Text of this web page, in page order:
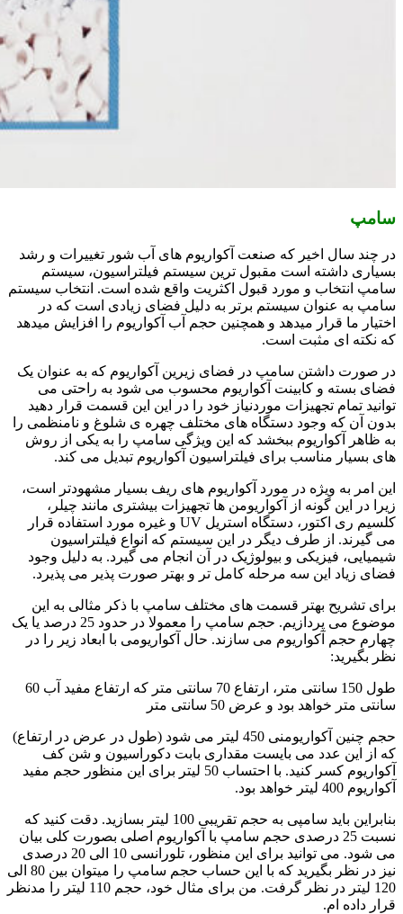
سامپ
در چند سال اخیر که صنعت آکواریوم های آب شور تغییرات و رشد
بسیاری داشته است مقبول ترین سیستم فیلتراسیون، سیستم
سامپ انتخاب و مورد قبول اکثریت واقع شده است. انتخاب سیستم
سامپ به عنوان سیستم برتر به دلیل فضای زیادی است که در
اختیار ما قرار میدهد و همچنین حجم آب آکواریوم را افزایش میدهد
که نکته ای مثبت است.
در صورت داشتن سامپ در فضای زیرین آکواریوم که به عنوان یک
فضای بسته و کابینت آکواریوم محسوب می شود به راحتی می
توانید تمام تجهیزات موردنیاز خود را در این این قسمت قرار دهید
بدون آن که وجود دستگاه های مختلف چهره ی شلوغ و نامنظمی را
به ظاهر آکواریوم ببخشد که این ویژگی سامپ را به یکی از روش
های بسیار مناسب برای فیلتراسیون آکواریوم تبدیل می کند.
این امر به ویژه در مورد آکواریوم های ریف بسیار مشهودتر است،
زیرا در این گونه از آکواریومن ها تجهیزات بیشتری مانند چیلر،
کلسیم ری اکتور، دستگاه استریل UV و غیره مورد استفاده قرار
می گیرند. از طرف دیگر در این سیستم که انواع فیلتراسیون
شیمیایی، فیزیکی و بیولوژیک در آن انجام می گیرد. به دلیل وجود
فضای زیاد این سه مرحله کامل تر و بهتر صورت پذیر می پذیرد.
برای تشریح بهتر قسمت های مختلف سامپ با ذکر مثالی به این
موضوع می پردازیم. حجم سامپ را معمولا در حدود 25 درصد یا یک
چهارم حجم آکواریوم می سازند. حال آکواریومی با ابعاد زیر را در
نظر بگیرید:
طول 150 سانتی متر، ارتفاع 70 سانتی متر که ارتفاع مفید آب 60
سانتی متر خواهد بود و عرض 50 سانتی متر
حجم چنین آکواریومنی 450 لیتر می شود (طول در عرض در ارتفاع)
که از این عدد می بایست مقداری بابت دکوراسیون و شن کف
آکواریوم کسر کنید. با احتساب 50 لیتر برای این منظور حجم مفید
آکواریوم 400 لیتر خواهد بود.
بنابراین باید سامپی به حجم تقریبی 100 لیتر بسازید. دقت کنید که
نسبت 25 درصدی حجم سامپ با آکواریوم اصلی بصورت کلی بیان
می شود. می توانید برای این منظور، تلورانسی 10 الی 20 درصدی
نیز در نظر بگیرید که با این حساب حجم سامپ را میتوان بین 80 الی
120 لیتر در نظر گرفت. من برای مثال خود، حجم 110 لیتر را مدنظر
قرار داده ام.